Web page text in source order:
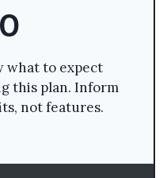
what to expect
this plan. Inform
not features.